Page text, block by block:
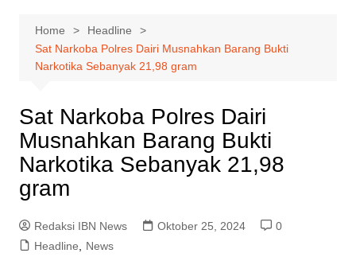
Home
Headline
Sat Narkoba Polres Dairi Musnahkan Barang Bukti
Narkotika Sebanyak 21,98 gram
Sat Narkoba Polres Dairi
Musnahkan Barang Bukti
Narkotika Sebanyak 21,98
gram
Redaksi IBN News Oktober 25, 2024
0
Headline, News